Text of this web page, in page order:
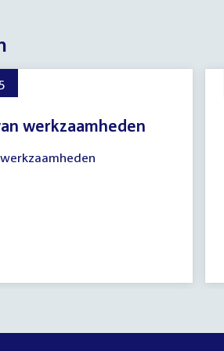
werkzaamheden